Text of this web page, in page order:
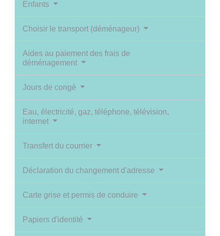
Enfants
Choisir le transport (déménageur)
Aides au paiement des frais de
déménagement
Jours de congé
Eau, électricité, gaz, téléphone, télévision,
internet
Transfert du courrier
Déclaration du changement d'adresse
Carte grise et permis de conduire
Papiers d'identité